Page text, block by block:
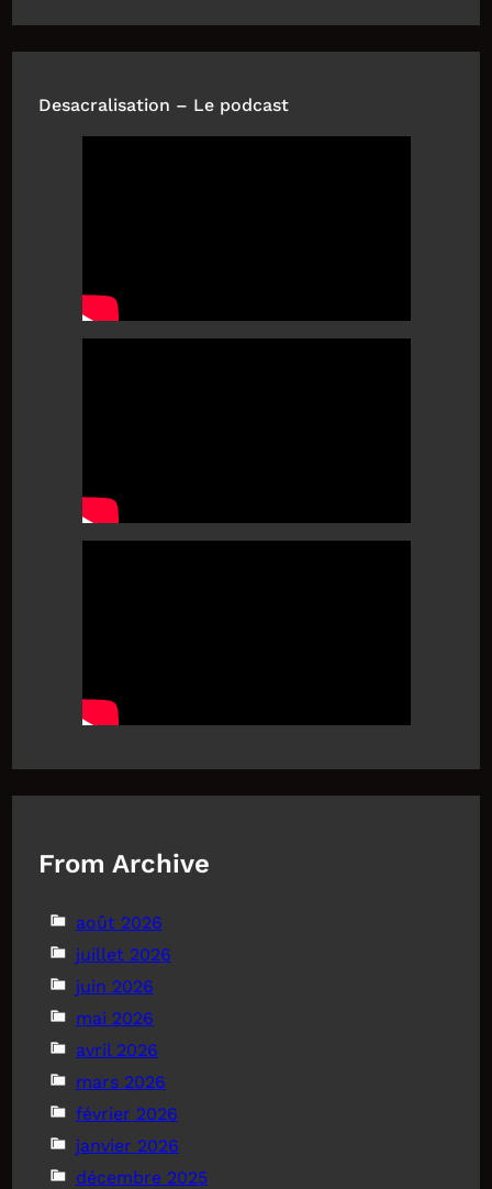
Desacralisation – Le podcast
From Archive
août 2026
juillet 2026
juin 2026
mai 2026
avril 2026
mars 2026
février 2026
janvier 2026
décembre 2025